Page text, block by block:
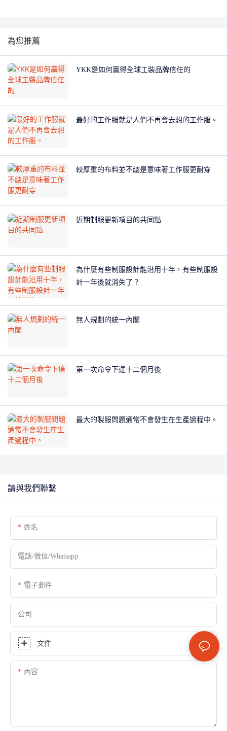
為您推薦
YKK是如何贏得全球工裝品牌信任的
最好的工作服就是人們不再會去想的工作服。
較厚重的布料並不總是意味著工作服更耐穿
近期制服更新項目的共同點
為什麼有些制服設計能沿用十年，有些制服設
計一年後就消失了？
無人規劃的統一內閣
第一次命令下達十二個月後
最大的製服問題通常不會發生在生產過程中。
請與我們聯繫
姓名
電話/微信/Whatsapp
電子郵件
公司
文件
內容